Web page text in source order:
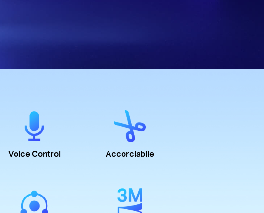
Voice Control Accorciabile